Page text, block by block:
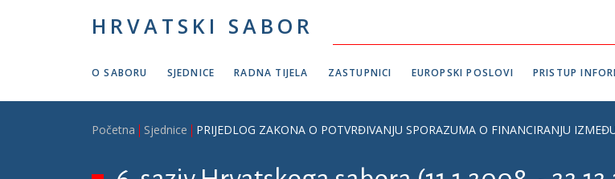
HRVATSKI SABOR
O SABORU SJEDNICE RADNA TIJELA ZASTUPNICI EUROPSKI POSLOVI PRISTUP
Breadcrumb
Početna Sjednice PRIJEDLOG ZAKONA O POTVRĐIVANJU SPORAZUMA O FINANCIRANJU